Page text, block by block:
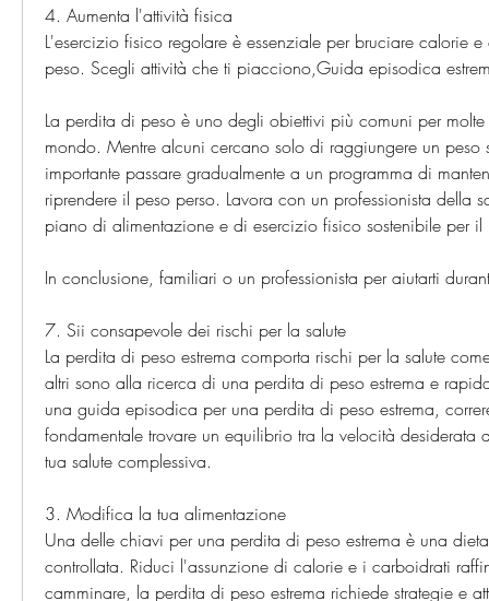
4. Aumenta l'attività fisica
L'esercizio fisico regolare è essenziale per bruciare calorie
peso. Scegli attività che ti piacciono,Guida episodica
La perdita di peso è uno degli obiettivi più comuni per molte
mondo. Mentre alcuni cercano solo di raggiungere un peso
importante passare gradualmente a un programma di
riprendere il peso perso. Lavora con un professionista della
piano di alimentazione e di esercizio fisico sostenibile per il
In conclusione, familiari o un professionista per aiutarti
7. Sii consapevole dei rischi per la salute
La perdita di peso estrema comporta rischi per la salute
altri sono alla ricerca di una perdita di peso estrema e
una guida episodica per una perdita di peso estrema,
fondamentale trovare un equilibrio tra la velocità
tua salute complessiva.
3. Modifica la tua alimentazione
Una delle chiavi per una perdita di peso estrema è una
controllata. Riduci l'assunzione di calorie e i carboidrati
camminare, la perdita di peso estrema richiede strategie e